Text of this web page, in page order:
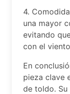
4.
una mayor
evitando
con el
En
pieza clave
de toldo.